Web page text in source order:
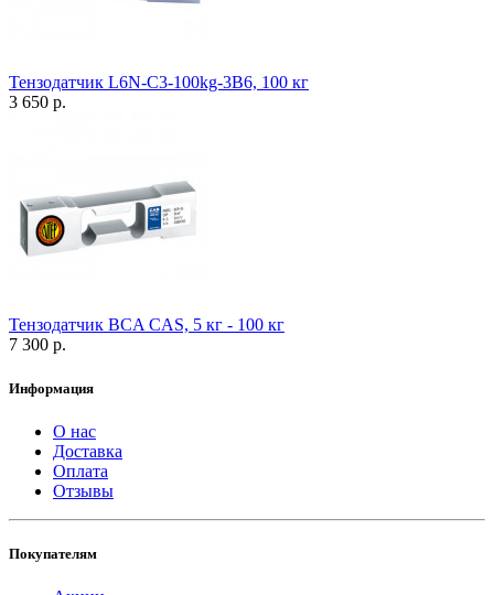
Тензодатчик L6N-C3-100kg-3B6, 100 кг
3 650 р.
Тензодатчик BCA CAS, 5 кг - 100 кг
7 300 р.
Информация
О нас
Доставка
Оплата
Отзывы
Покупателям